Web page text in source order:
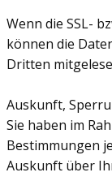
Wenn die SSL-
können die
Dritten
Auskunft,
Sie haben im
Bestimmungen
Auskunft über